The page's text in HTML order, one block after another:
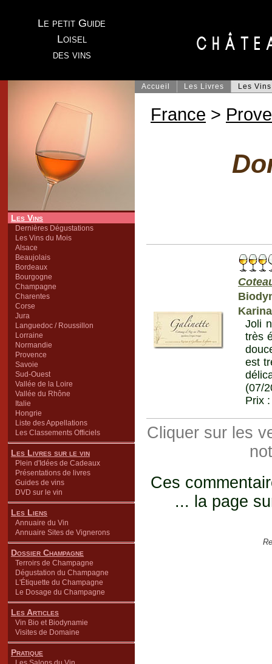
Le petit Guide
Loisel
des vins
Les Vins
Dernières Dégustations
Les Vins du Mois
Alsace
Beaujolais
Bordeaux
Bourgogne
Champagne
Charentes
Corse
Jura
Languedoc / Roussillon
Lorraine
Normandie
Provence
Savoie
Sud-Ouest
Vallée de la Loire
Vallée du Rhône
Italie
Hongrie
Liste des Appellations
Les Classements Officiels
Les Livres sur le vin
Plein d'Idées de Cadeaux
Présentations de livres
Guides de vins
DVD sur le vin
Les Liens
Annuaire du Vin
Annuaire Sites de Vignerons
Dossier Champagne
Terroirs de Champagne
Dégustation du Champagne
L'Étiquette du Champagne
Le Dosage du Champagne
Les Articles
Vin Bio et Biodynamie
Visites de Domaine
Pratique
Accueil Les Livres Les Vins
France >
Joli
très
est
(07/
Prix
Cliquer sur les
Ces
... la page